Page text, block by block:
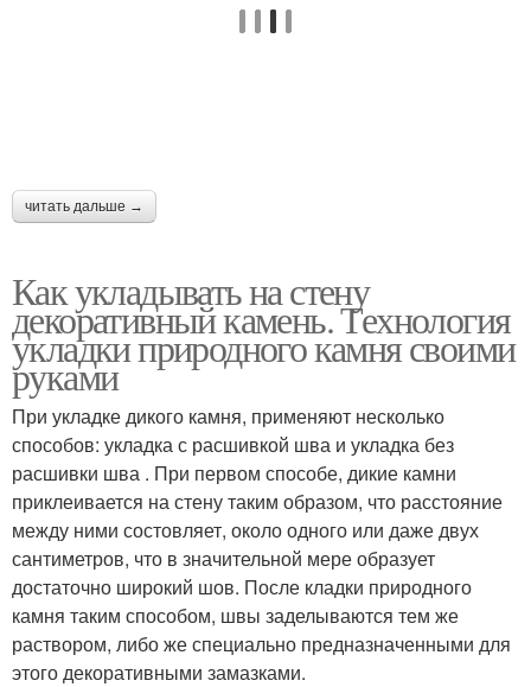
читать дальше →
Как укладывать на стену
декоративный камень. Технология
укладки природного камня своими
руками
При укладке дикого камня, применяют несколько
способов: укладка с расшивкой шва и укладка без
расшивки шва . При первом способе, дикие камни
приклеивается на стену таким образом, что расстояние
между ними состовляет, около одного или даже двух
сантиметров, что в значительной мере образует
достаточно широкий шов. После кладки природного
камня таким способом, швы заделываются тем же
раствором, либо же специально предназначенными для
этого декоративными замазками.